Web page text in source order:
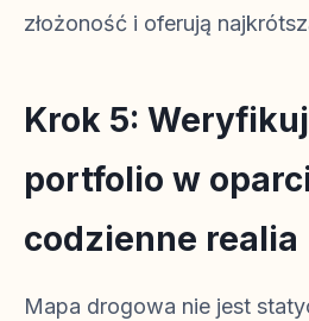
złożoność i oferują
Krok 5:
portfolio w
codzienne realia
Mapa drogowa nie jest